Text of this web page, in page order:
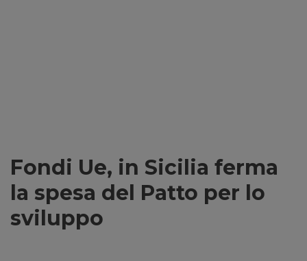
Fondi Ue, in Sicilia ferma
la spesa del Patto per lo
sviluppo